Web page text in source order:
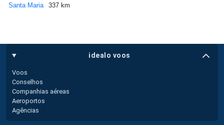
Santa Maria
337 km
idealo voos
Voos
Conselhos
Companhias aéreas
Aeroportos
Agências